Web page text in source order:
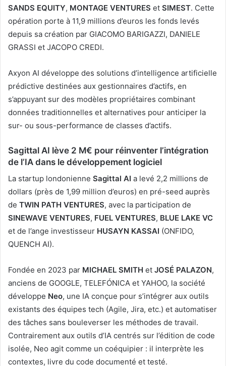
SANDS EQUITY, MONTAGE VENTURES et SIMEST. Cette
opération porte à 11,9 millions d’euros les fonds levés
depuis sa création par GIACOMO BARIGAZZI, DANIELE
GRASSI et JACOPO CREDI.
Axyon AI développe des solutions d’intelligence artificielle
prédictive destinées aux gestionnaires d’actifs, en
s’appuyant sur des modèles propriétaires combinant
données traditionnelles et alternatives pour anticiper la
sur- ou sous-performance de classes d’actifs.
Sagittal AI lève 2 M€ pour réinventer l’intégration
de l’IA dans le développement logiciel
La startup londonienne Sagittal AI a levé 2,2 millions de
dollars (près de 1,99 million d’euros) en pré-seed auprès
de TWIN PATH VENTURES, avec la participation de
SINEWAVE VENTURES, FUEL VENTURES, BLUE LAKE VC
et de l’ange investisseur HUSAYN KASSAI (ONFIDO,
QUENCH AI).
Fondée en 2023 par MICHAEL SMITH et JOSÉ PALAZON,
anciens de GOOGLE, TELEFÓNICA et YAHOO, la société
développe Neo, une IA conçue pour s’intégrer aux outils
existants des équipes tech (Agile, Jira, etc.) et automatiser
des tâches sans bouleverser les méthodes de travail.
Contrairement aux outils d’IA centrés sur l’édition de code
isolée, Neo agit comme un coéquipier : il interprète les
contextes, livre du code documenté et testé.